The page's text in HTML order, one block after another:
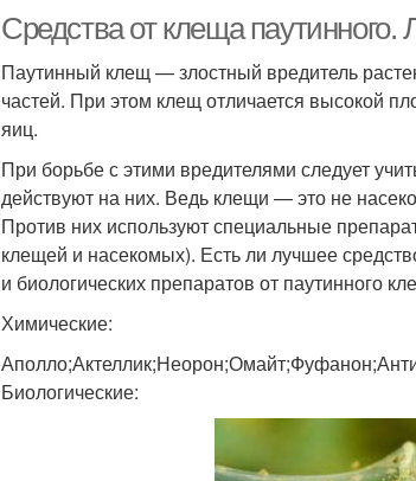
Средства от клеща
Паутинный клещ — злостный вредитель
частей. При этом клещ отличается высокой
яиц.
При борьбе с этими вредителями следует
действуют на них. Ведь клещи — это не
Против них используют специальные
клещей и насекомых). Есть ли лучшее
и биологических препаратов от паутинного
Химические:
Биологические: